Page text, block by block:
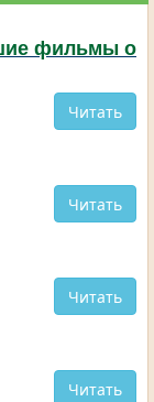
фильмы о
Читать
Читать
Читать
Читать